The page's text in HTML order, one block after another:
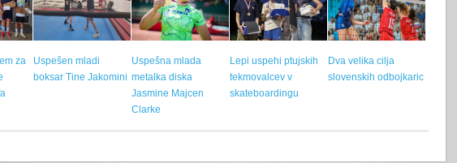
za
Uspešen mladi
boksar Tine Jakomini
Uspešna mlada
metalka diska
Jasmine Majcen
Clarke
Lepi uspehi ptujskih
tekmovalcev v
skateboardingu
Dva velika cilja
slovenskih odbojkaric